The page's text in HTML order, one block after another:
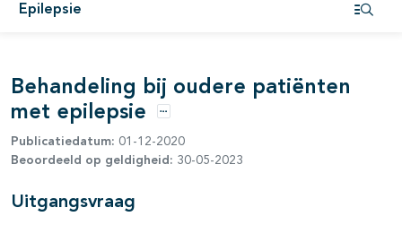
Epilepsie
open- en dichtklappen
Behandeling bij oudere patiënten
met epilepsie
Opties
Publicatiedatum: 01-12-2020
Beoordeeld op geldigheid: 30-05-2023
Uitgangsvraag